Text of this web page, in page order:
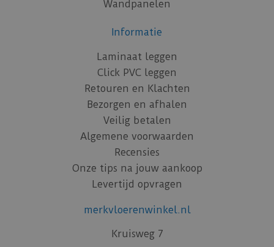
Wandpanelen
Informatie
Laminaat leggen
Click PVC leggen
Retouren en Klachten
Bezorgen en afhalen
Veilig betalen
Algemene voorwaarden
Recensies
Onze tips na jouw aankoop
Levertijd opvragen
merkvloerenwinkel.nl
Kruisweg 7